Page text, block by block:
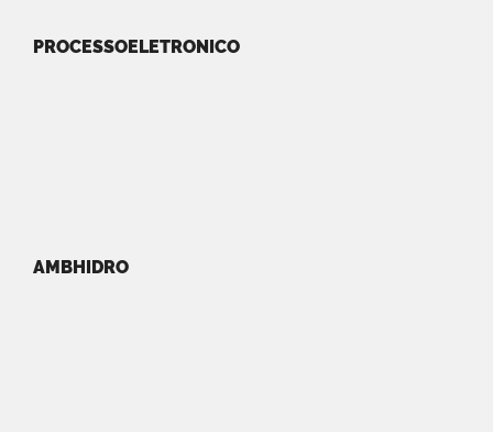
PROCESSOELETRONICO
AMBHIDRO